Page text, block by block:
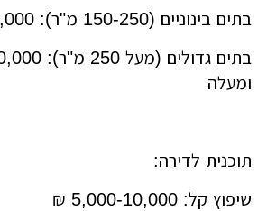
בתים בינוניים (150-250 מ"ר): 30,000-50,000 ₪
ומעלה
תוכנית לדירה:
שיפוץ קל: 5,000-10,000 ₪